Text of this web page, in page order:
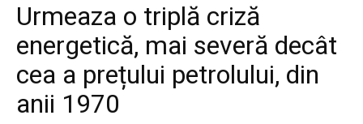
Urmeaza o triplă criză
energetică, mai severă decât
cea a prețului petrolului, din
anii 1970